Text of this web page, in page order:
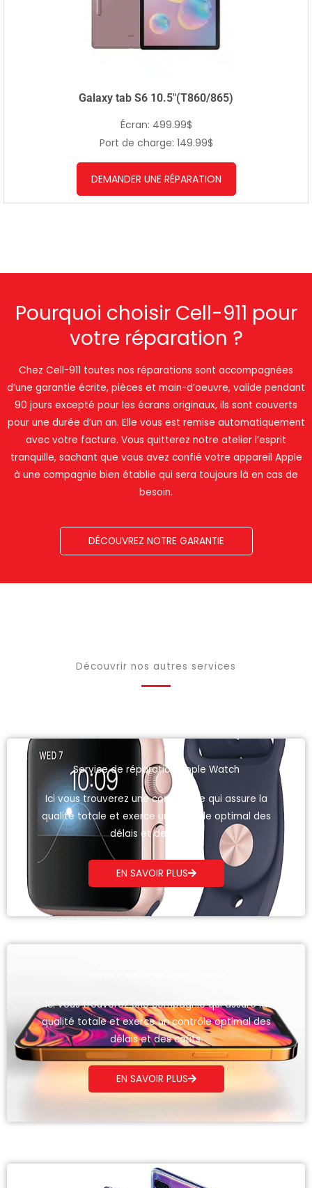
Galaxy tab S6 10.5″(T860/865)
Écran: 499.99$
Port de charge: 149.99$
DEMANDER UNE RÉPARATION
Pourquoi choisir Cell-911 pour
votre réparation ?
Chez Cell-911 toutes nos réparations sont accompagnées
d’une garantie écrite, pièces et main-d’oeuvre, valide pendant
90 jours excepté pour les écrans originaux, ils sont couverts
pour une durée d’un an. Elle vous est remise automatiquement
avec votre facture. Vous quitterez notre atelier l’esprit
tranquille, sachant que vous avez confié votre appareil Apple
à une compagnie bien établie qui sera toujours là en cas de
besoin.
DÉCOUVREZ NOTRE GARANTIE
Découvrir nos autres services
Service de réparation Apple Watch
Ici vous trouverez une compagnie qui assure la
qualité totale et exerce un contrôle optimal des
délais et des coûts.
EN SAVOIR PLUS
Ici vous trouverez une compagnie qui assure la
qualité totale et exerce un contrôle optimal des
délais et des coûts.
EN SAVOIR PLUS